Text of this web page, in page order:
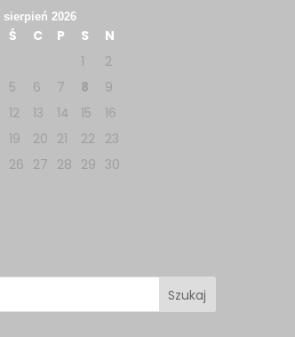
sierpień 2026
Ś C P S
N
1
2
5 6 7 8
9
12 13 14 15
16
19 20 21 22
23
26 27 28 29 30